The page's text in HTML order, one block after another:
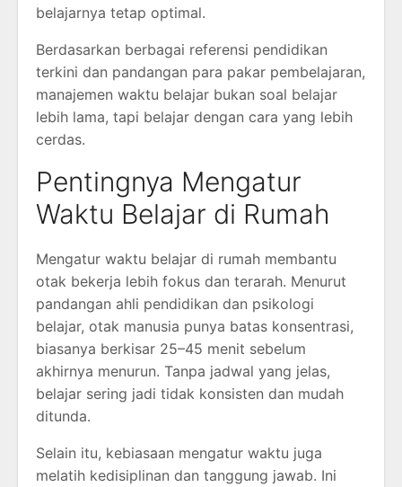
belajarnya tetap optimal.
Berdasarkan berbagai referensi pendidikan
terkini dan pandangan para pakar pembelajaran,
manajemen waktu belajar bukan soal belajar
lebih lama, tapi belajar dengan cara yang lebih
cerdas.
Pentingnya Mengatur
Waktu Belajar di Rumah
Mengatur waktu belajar di rumah membantu
otak bekerja lebih fokus dan terarah. Menurut
pandangan ahli pendidikan dan psikologi
belajar, otak manusia punya batas konsentrasi,
biasanya berkisar 25–45 menit sebelum
akhirnya menurun. Tanpa jadwal yang jelas,
belajar sering jadi tidak konsisten dan mudah
ditunda.
Selain itu, kebiasaan mengatur waktu juga
melatih kedisiplinan dan tanggung jawab. Ini